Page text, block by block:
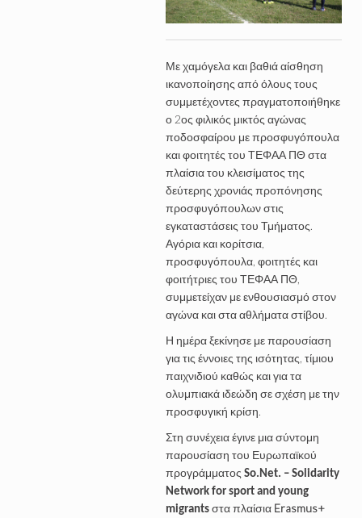
Με χαμόγελα και βαθιά αίσθηση
ικανοποίησης από όλους τους
συμμετέχοντες πραγματοποιήθηκε
ο 2ος φιλικός μικτός αγώνας
ποδοσφαίρου με προσφυγόπουλα
και φοιτητές του ΤΕΦΑΑ ΠΘ στα
πλαίσια του κλεισίματος της
δεύτερης χρονιάς προπόνησης
προσφυγόπουλων στις
εγκαταστάσεις του Τμήματος.
Αγόρια και κορίτσια,
προσφυγόπουλα, φοιτητές και
φοιτήτριες του ΤΕΦΑΑ ΠΘ,
συμμετείχαν με ενθουσιασμό στον
αγώνα και στα αθλήματα στίβου.
Η ημέρα ξεκίνησε με παρουσίαση
για τις έννοιες της ισότητας, τίμιου
παιχνιδιού καθώς και για τα
ολυμπιακά ιδεώδη σε σχέση με την
προσφυγική κρίση.
Στη συνέχεια έγινε μια σύντομη
παρουσίαση του Ευρωπαϊκού
προγράμματος So.Net. – Solidarity
Network for sport and young
migrants στα πλαίσια Erasmus+